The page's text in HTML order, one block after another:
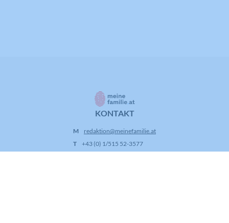
KONTAKT
M
redaktion@meinefamilie.at
T
+43 (0) 1/515 52-3577